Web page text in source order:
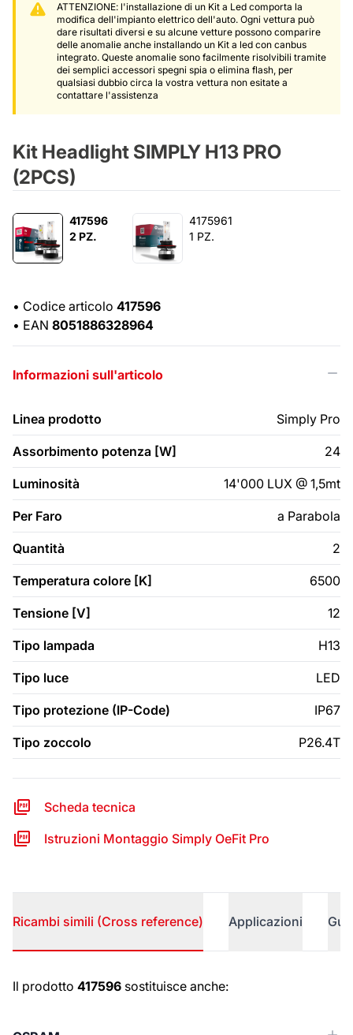
ATTENZIONE: l'installazione di un Kit a Led comporta la
modifica dell'impianto elettrico dell'auto. Ogni vettura può
dare risultati diversi e su alcune vetture possono comparire
delle anomalie anche installando un Kit a led con canbus
integrato. Queste anomalie sono facilmente risolvibili tramite
dei semplici accessori spegni spia o elimina flash, per
qualsiasi dubbio circa la vostra vettura non esitate a
contattare l'assistenza
Kit Headlight SIMPLY H13 PRO
(2PCS)
417596
2 PZ.
4175961
1 PZ.
• Codice articolo 417596
• EAN 8051886328964
Informazioni sull'articolo
Linea prodotto Simply Pro
Assorbimento potenza [W] 24
Luminosità 14'000 LUX @ 1,5mt
Per Faro a Parabola
Quantità 2
Temperatura colore [K] 6500
Tensione [V] 12
Tipo lampada H13
Tipo luce LED
Tipo protezione (IP-Code) IP67
Tipo zoccolo P26.4T
Scheda tecnica
Istruzioni Montaggio Simply OeFit Pro
Ricambi simili (Cross reference) Applicazioni
Ricambi simili (Cross reference)
Il prodotto 417596 sostituisce anche: